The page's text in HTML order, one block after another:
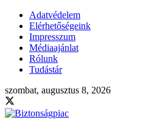
Adatvédelem
Elérhetőségeink
Impresszum
Médiaajánlat
Rólunk
Tudástár
szombat, augusztus 8, 2026